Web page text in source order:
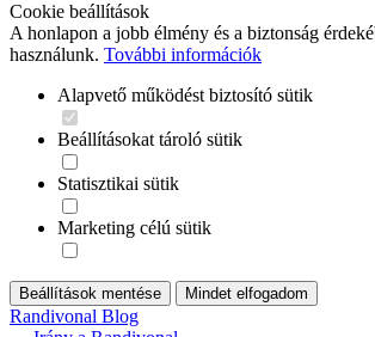
Cookie beállítások
A honlapon a jobb élmény és a biztonság
használunk. További információk
Alapvető működést biztosító sütik
Beállításokat tároló sütik
Statisztikai sütik
Marketing célú sütik
Beállítások mentése Mindet elfogadom
Randivonal Blog